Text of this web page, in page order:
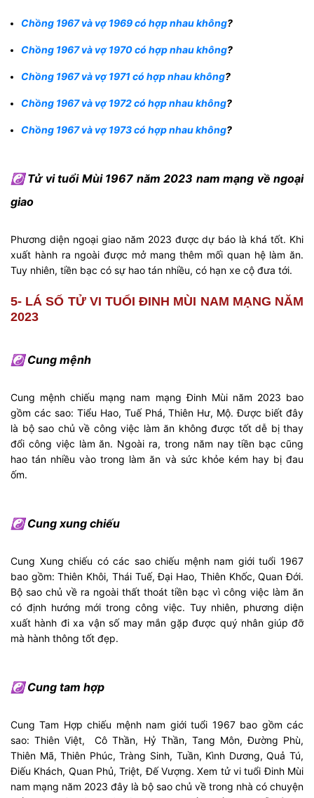
Chồng 1967 và vợ 1969 có hợp nhau không?
Chồng 1967 và vợ 1970 có hợp nhau không?
Chồng 1967 và vợ 1971 có hợp nhau không?
Chồng 1967 và vợ 1972 có hợp nhau không?
Chồng 1967 và vợ 1973 có hợp nhau không?
☯ Tử vi tuổi Mùi 1967 năm 2023 nam mạng về ngoại
giao
Phương diện ngoại giao năm 2023 được dự báo là khá tốt. Khi
xuất hành ra ngoài được mở mang thêm mối quan hệ làm ăn.
Tuy nhiên, tiền bạc có sự hao tán nhiều, có hạn xe cộ đưa tới.
5- LÁ SỐ TỬ VI TUỔI ĐINH MÙI NAM MẠNG NĂM
2023
☯ Cung mệnh
Cung mệnh chiếu mạng nam mạng Đinh Mùi năm 2023 bao
gồm các sao: Tiểu Hao, Tuế Phá, Thiên Hư, Mộ. Được biết đây
là bộ sao chủ về công việc làm ăn không được tốt dễ bị thay
đổi công việc làm ăn. Ngoài ra, trong năm nay tiền bạc cũng
hao tán nhiều vào trong làm ăn và sức khỏe kém hay bị đau
ốm.
☯ Cung xung chiếu
Cung Xung chiếu có các sao chiếu mệnh nam giới tuổi 1967
bao gồm: Thiên Khôi, Thái Tuế, Đại Hao, Thiên Khốc, Quan Đới.
Bộ sao chủ về ra ngoài thất thoát tiền bạc vì công việc làm ăn
có định hướng mới trong công việc. Tuy nhiên, phương diện
xuất hành đi xa vận số may mắn gặp được quý nhân giúp đỡ
mà hành thông tốt đẹp.
☯ Cung tam hợp
Cung Tam Hợp chiếu mệnh nam giới tuổi 1967 bao gồm các
sao: Thiên Việt, Cô Thần, Hỷ Thần, Tang Môn, Đường Phù,
Thiên Mã, Thiên Phúc, Tràng Sinh, Tuần, Kình Dương, Quả Tú,
Điếu Khách, Quan Phủ, Triệt, Đế Vượng. Xem tử vi tuổi Đinh Mùi
nam mạng năm 2023 đây là bộ sao chủ về trong nhà có chuyện